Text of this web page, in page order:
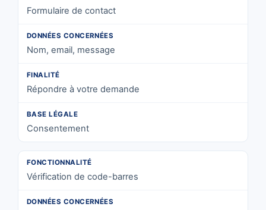
Formulaire de contact
Nom, email, message
Répondre à votre demande
Consentement
Vérification de code-barres